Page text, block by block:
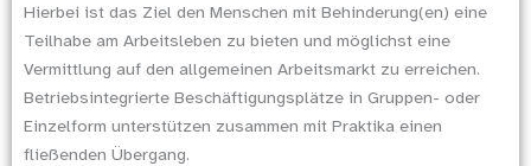
Hierbei ist das Ziel den Menschen mit Behinderung(en) eine
Teilhabe am Arbeitsleben zu bieten und möglichst eine
Vermittlung auf den allgemeinen Arbeitsmarkt zu erreichen.
Betriebsintegrierte Beschäftigungsplätze in Gruppen- oder
Einzelform unterstützen zusammen mit Praktika einen
fließenden Übergang.